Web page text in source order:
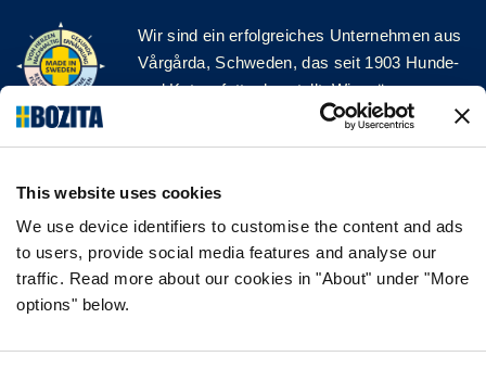
This website uses cookies
We use device identifiers to customise the content and ads
to users, provide social media features and analyse our
traffic. Read more about our cookies in "About" under "More
options" below.
Wir sind ein erfolgreiches Unternehmen aus
Vårgårda, Schweden, das seit 1903 Hunde-
und Katzenfutter herstellt. Wir mögen es
natürlich und einfach. Wir stellen unser
Hunde- und Katzenfutter aus hochwertigen
FOLGE UNS AUF SOCIAL MEDIA